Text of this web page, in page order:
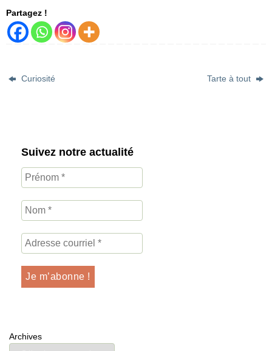
Partagez !
Curiosité Tarte à tout
Suivez notre actualité
Archives